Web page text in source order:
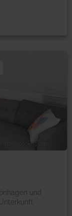
Foto: © booking.com
und